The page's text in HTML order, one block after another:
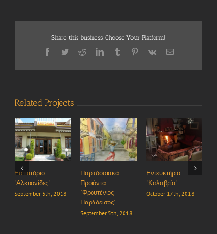
Share this business, Choose Your Platform!
Facebook
TwitterRedditLinkedInTumblr Pinterest
Vk Email
Related Projects
Παραδοσιακά
Προϊόντα
“Φρουτένιος
Εντευκτήριο
“Καλαβρία”
October 17th, 2018
Ταβέρνα “Τα Πίσια”
October 8th, 2018